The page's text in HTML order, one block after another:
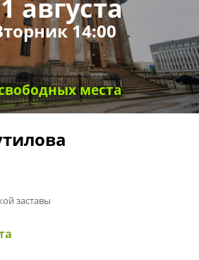
августа
14:00
места
заставы